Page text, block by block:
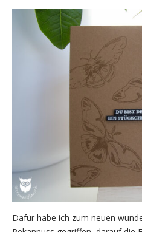
Dafür habe ich zum neuen